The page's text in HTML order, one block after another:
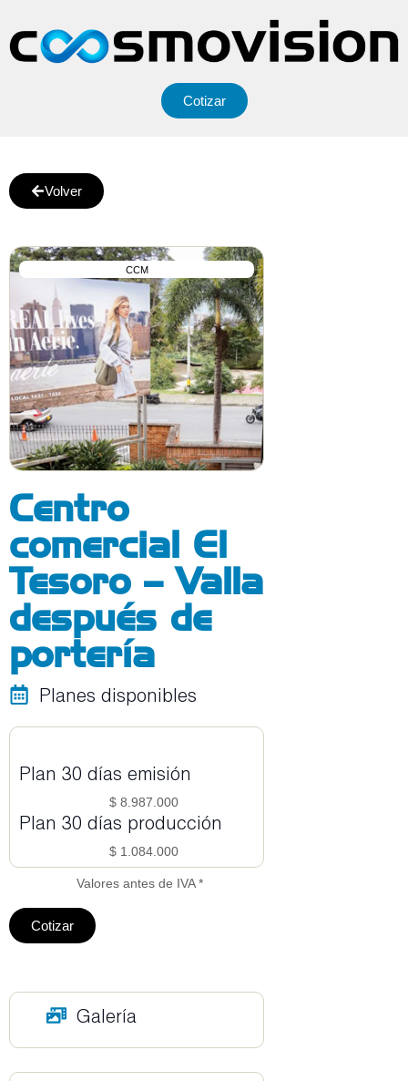
Cotizar
Volver
CCM
Centro
comercial El
Tesoro – Valla
después de
portería
Planes disponibles
Plan 30 días emisión
$ 8.987.000
Plan 30 días producción
$ 1.084.000
Valores antes de IVA *
Cotizar
Galería